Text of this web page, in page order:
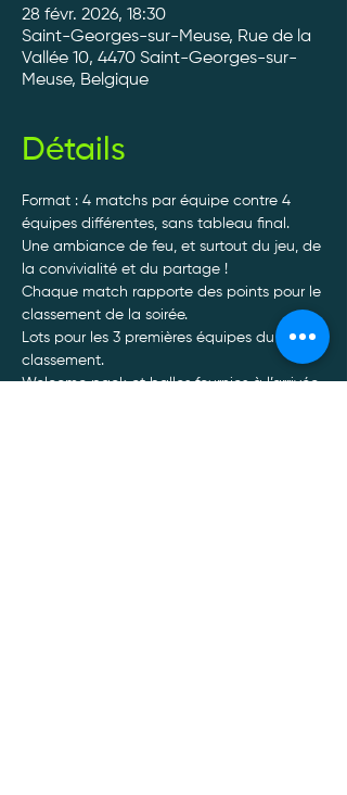
28 févr. 2026, 18:30
Saint-Georges-sur-Meuse, Rue de la
Vallée 10, 4470 Saint-Georges-sur-
Meuse, Belgique
Détails
Format : 4 matchs par équipe contre 4
équipes différentes, sans tableau final.
Une ambiance de feu, et surtout du jeu, de
la convivialité et du partage !
Chaque match rapporte des points pour le
classement de la soirée.
Lots pour les 3 premières équipes du
classement.
Welcome pack et balles fournies à l’arrivée.